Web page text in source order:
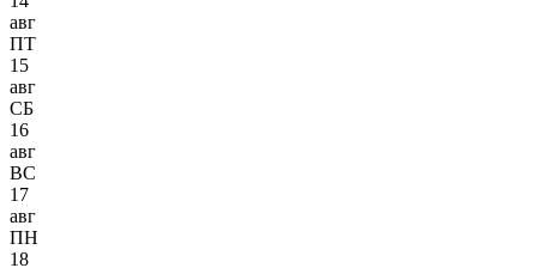
авг
ПТ
15
авг
СБ
16
авг
ВС
17
авг
ПН
18